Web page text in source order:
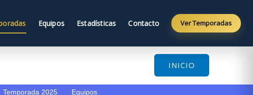
Equipos Estadísticas Contacto Ver Temporadas
INICIO
Temporada 2025 Equipos